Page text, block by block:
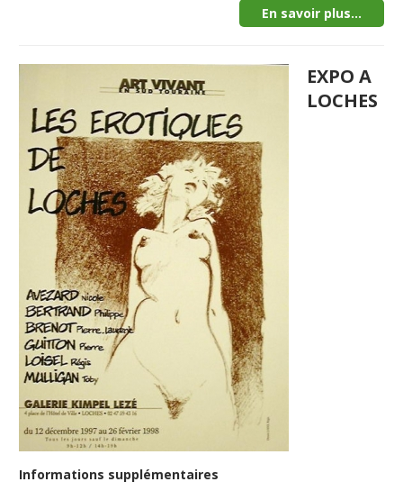
En savoir plus...
EXPO A
LOCHES
Informations supplémentaires